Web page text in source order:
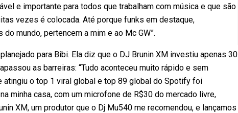
e importante para todos que trabalham com música e que são
vezes é colocada. Até porque funks em destaque,
mundo, pertencem a mim e ao Mc GW”.
para Bibi. Ela diz que o DJ Brunin XM investiu apenas 30
as barreiras: “Tudo aconteceu muito rápido e sem
atingiu o top 1 viral global e top 89 global do Spotify foi
minha casa, com um microfone de R$30 do mercado livre,
XM, um produtor que o Dj Mu540 me recomendou, e lançamos